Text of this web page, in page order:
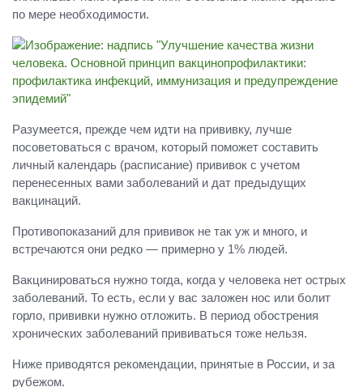
по мере необходимости.
Разумеется, прежде чем идти на прививку, лучше
посоветоваться с врачом, который поможет составить
личный календарь (расписание) прививок с учетом
перенесенных вами заболеваний и дат предыдущих
вакцинаций.
Противопоказаний для прививок не так уж и много, и
встречаются они редко — примерно у 1% людей.
Вакцинироваться нужно тогда, когда у человека нет острых
заболеваний. То есть, если у вас заложен нос или болит
горло, прививки нужно отложить. В период обострения
хронических заболеваний прививаться тоже нельзя.
Ниже приводятся рекомендации, принятые в России, и за
рубежом.